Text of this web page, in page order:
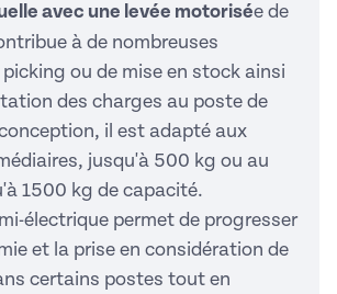
avec une levée motorisée de
à de nombreuses
ou de mise en stock ainsi
des charges au poste de
il est adapté aux
jusqu'à 500 kg ou au
1500 kg de capacité.
électrique permet de progresser
et la prise en considération de
certains postes tout en